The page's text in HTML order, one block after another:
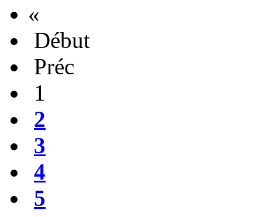
«
Début
Préc
1
2
3
4
5